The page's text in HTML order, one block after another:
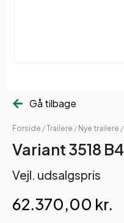
Gå tilbage
Forside /Trailere / Nye trailere /
Variant 3518 B4
Vejl. udsalgspris
62.370,00 kr.